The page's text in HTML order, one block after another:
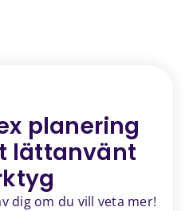
planering
lättanvänt
dig om du vill veta mer!